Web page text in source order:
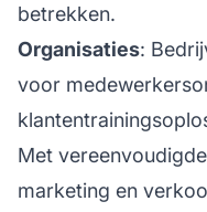
betrekken.
Organisaties:
voor
Met
marketing en